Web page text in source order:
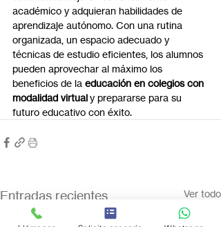
académico y adquieran habilidades de
aprendizaje autónomo. Con una rutina
organizada, un espacio adecuado y
técnicas de estudio eficientes, los alumnos
pueden aprovechar al máximo los
beneficios de la educación en colegios con
modalidad virtual y prepararse para su
futuro educativo con éxito.
Entradas recientes Ver todo